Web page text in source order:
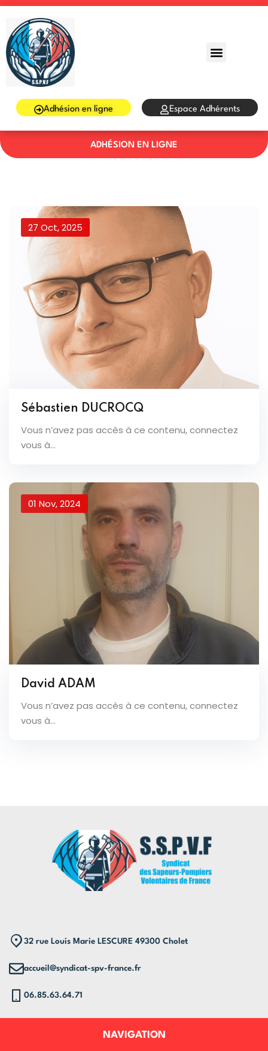
Adhésion en ligne Espace Adhérents
ADHÉSION EN LIGNE
27 Oct, 2025
Sébastien DUCROCQ
Vous n’avez pas accès à ce contenu, connectez
vous à...
01 Nov, 2024
David ADAM
Vous n’avez pas accès à ce contenu, connectez
vous à...
32 rue Louis Marie LESCURE 49300 Cholet
accueil@syndicat-spv-france.fr
06.85.63.64.71
NAVIGATION
Don’t have an account?
Remember me Lost your password?